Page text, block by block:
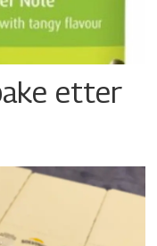
etter